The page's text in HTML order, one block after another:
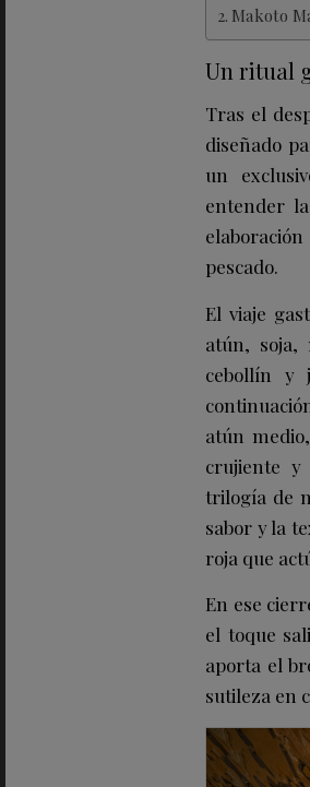
Makoto
Un ritual
Tras el
diseñado
un
entender
pescado.
El viaje
atún, soja,
cebollín y
atún
crujiente y
trilogía de
sabor y la
roja que
En ese
el toque
aporta el
sutileza en